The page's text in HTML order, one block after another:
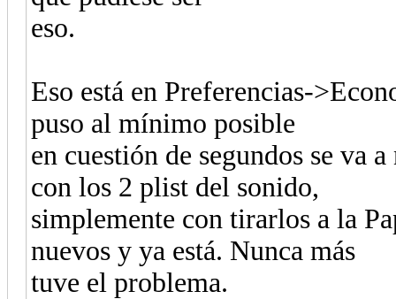
eso.
Eso está en Preferencias-
puso al mínimo posible
en cuestión de segundos se va
con los 2 plist del sonido,
simplemente con tirarlos a la
nuevos y ya está. Nunca más
tuve el problema.